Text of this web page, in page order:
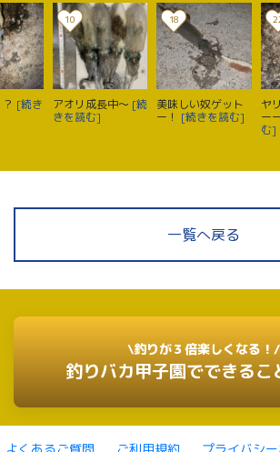
[続き
10
アオリ成長中〜 [続
きを読む]
18
美味しい奴ゲット
ー！ [続きを読む]
ヤ
ー
む]
一覧へ戻る
\釣りが３倍楽しくなる！/
釣りバカ甲子園でできるこ